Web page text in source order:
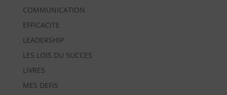
COMMUNICATION
EFFICACITE
LEADERSHIP
LES LOIS DU SUCCES
LIVRES
MES DEFIS